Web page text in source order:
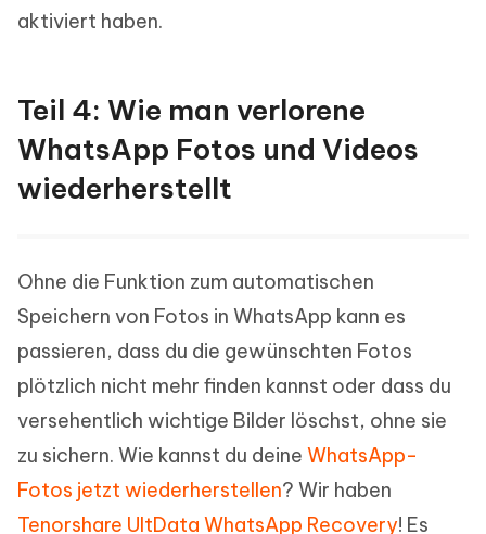
aktiviert haben.
Teil 4: Wie man verlorene
WhatsApp Fotos und Videos
wiederherstellt
Ohne die Funktion zum automatischen
Speichern von Fotos in WhatsApp kann es
passieren, dass du die gewünschten Fotos
plötzlich nicht mehr finden kannst oder dass du
versehentlich wichtige Bilder löschst, ohne sie
zu sichern. Wie kannst du deine WhatsApp-
Fotos jetzt wiederherstellen? Wir haben
Tenorshare UltData WhatsApp Recovery! Es